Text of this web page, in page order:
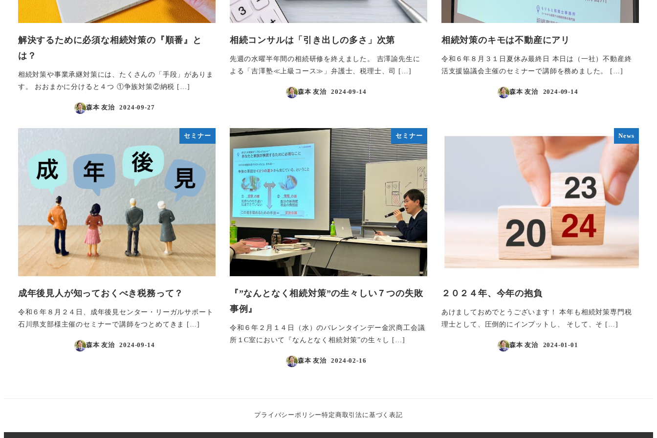
解決するために必須な相続対策の『順番』と
は？
相続対策や事業承継対策には、たくさんの「手段」がありま
す。 おおまかに分けると４つ ①争族対策②納税 […]
森本 友治 2024-09-27
相続コンサルは「引き出しの多さ」次第
先週の水曜半年間の相続研修を終えました。 吉澤諭先生に
よる「吉澤塾≪上級コース≫」弁護士、税理士、司 […]
森本 友治 2024-09-14
相続対策のキモは不動産にアリ
令和６年８月３１日夏休み最終日 本日は（一社）不動産終
活支援協議会主催のセミナーで講師を務めました。 […]
森本 友治 2024-09-14
セミナー
成年後見人が知っておくべき税務って？
令和６年８月２４日、成年後見センター・リーガルサポート
石川県支部様主催のセミナーで講師をつとめてきま […]
森本 友治 2024-09-14
セミナー
『”なんとなく相続対策”の生々しい７つの失敗
事例』
令和６年２月１４日（水）のバレンタインデー金沢商工会議
所１C室において『なんとなく相続対策”の生々し […]
森本 友治 2024-02-16
News
２０２４年、今年の抱負
あけましておめでとうございます！ 本年も相続対策専門税
理士として、圧倒的にインプットし、 そして、そ […]
森本 友治 2024-01-01
プライバシーポリシー特定商取引法に基づく表記